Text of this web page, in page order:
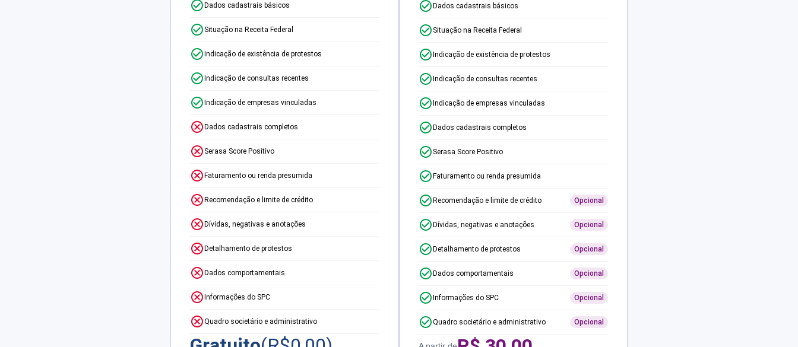
Dados cadastrais básicos
Situação na Receita Federal
Indicação de existência de protestos
Indicação de consultas recentes
Indicação de empresas vinculadas
Dados cadastrais completos
Serasa Score Positivo
Faturamento ou renda presumida
Recomendação e limite de crédito
Dívidas, negativas e anotações
Detalhamento de protestos
Dados comportamentais
Informações do SPC
Quadro societário e administrativo
Dados cadastrais básicos
Situação na Receita Federal
Indicação de existência de protestos
Indicação de consultas recentes
Indicação de empresas vinculadas
Dados cadastrais completos
Serasa Score Positivo
Faturamento ou renda presumida
Recomendação e limite de crédito Opcional
Dívidas, negativas e anotações Opcional
Detalhamento de protestos Opcional
Dados comportamentais Opcional
Informações do SPC Opcional
Quadro societário e administrativo Opcional